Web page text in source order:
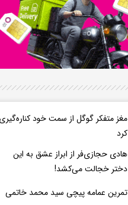
مغز متفکر گوگل از سمت خود کناره‌گیری
کرد
هادی حجازی‌فر از ابراز عشق به این
دختر خجالت می‌کشد!
تمرین عمامه پیچی سید محمد خاتمی